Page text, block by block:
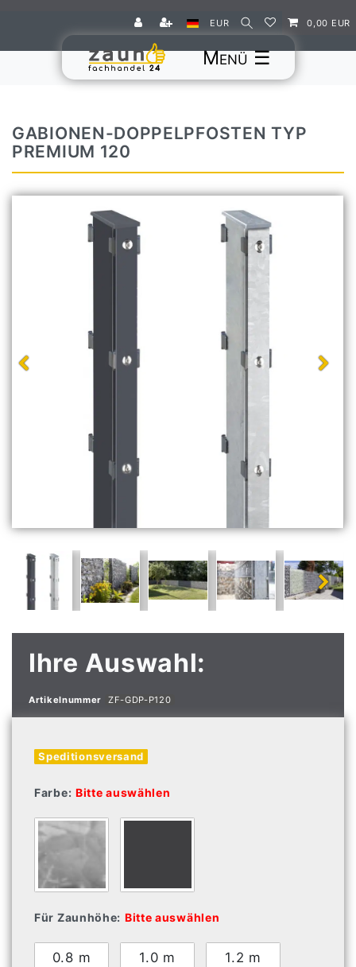
EUR 0,00 EUR
☰
GABIONEN-DOPPELPFOSTEN TYP
PREMIUM 120
Ihre Auswahl:
Artikelnummer ZF-GDP-P120
Speditionsversand
Farbe: Bitte auswählen
Für Zaunhöhe: Bitte auswählen
0.8 m 1.0 m 1.2 m